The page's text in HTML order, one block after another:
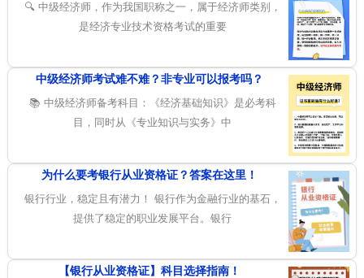
🔍 中级经济师，作为我国职称之一，属于经济师类别，
是经济专业技术资格考试的重要
中级经济师考试难不难？非专业可以报考吗？
📚 中级经济师备考科目：《经济基础知识》是必考科
目，同时从《专业知识与实务》中
为什么要考银行从业资格证？答案在这里！
银行行业，稳定且有潜力！ 银行作为金融行业的基石，
提供了稳定的职业发展平台。银行
【银行从业资格证】科目选择指南！